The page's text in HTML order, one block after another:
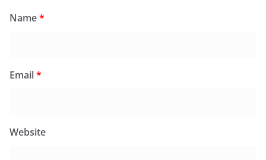
Name*
Email*
Website